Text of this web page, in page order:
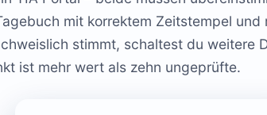
mit korrektem Zeitstempel und
stimmt, schaltest du weitere
ist mehr wert als zehn ungeprüfte.